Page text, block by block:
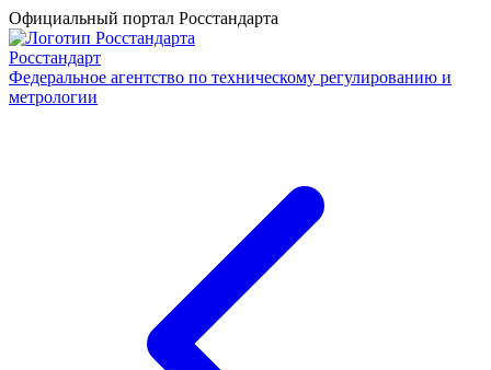
Официальный портал Росстандарта
Росстандарт
Федеральное агентство по техническому регулированию и
метрологии